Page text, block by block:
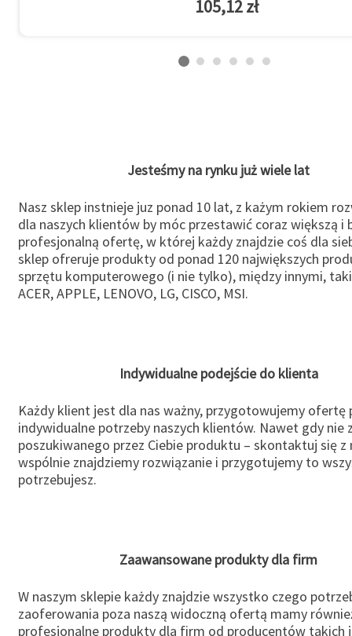
105,12 zł
Jesteśmy na rynku już wiele lat
Nasz sklep instnieje juz ponad 10 lat, z każym rokiem
dla naszych klientów by móc przestawić coraz większą i
profesjonalną ofertę, w której każdy znajdzie coś dla
sklep ofreruje produkty od ponad 120 największych
sprzętu komputerowego (i nie tylko), między innymi,
ACER, APPLE, LENOVO, LG, CISCO, MSI.
Indywidualne podejście do klienta
Każdy klient jest dla nas ważny, przygotowujemy ofertę
indywidualne potrzeby naszych klientów. Nawet gdy nie
poszukiwanego przez Ciebie produktu – skontaktuj się z
wspólnie znajdziemy rozwiązanie i przygotujemy to
potrzebujesz.
Zaawansowane produkty dla firm
W naszym sklepie każdy znajdzie wszystko czego
zaoferowania poza naszą widoczną ofertą mamy
profesjonalne produkty dla firm od producentów takich